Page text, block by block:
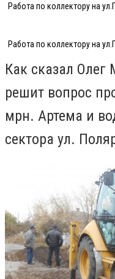
Работа по коллектору на
Работа по коллектору на
Как сказал
решит вопрос
мрн. Артема и
сектора ул.